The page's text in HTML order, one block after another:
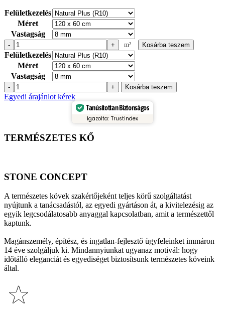
Felületkezelés
Méret
Vastagság
-
Ariostea
Travertino
Romano
MC
mennyiség
+ m² Kosárba teszem
Felületkezelés
Méret
Vastagság
-
Ariostea
Travertino
+ Kosárba teszem
Egyedi árajánlot kérek
Tanúsítottan Biztonságos
Igazolta: Trustindex
TERMÉSZETES KŐ
STONE CONCEPT
A természetes kövek szakértőjeként teljes körű szolgáltatást
nyújtunk a tanácsadástól, az egyedi gyártáson át, a kivitelezésig az
egyik legcsodálatosabb anyaggal kapcsolatban, amit a természettől
kaptunk.
Magánszemély, építész, és ingatlan-fejlesztő ügyfeleinket immáron
14 éve szolgáljuk ki. Mindannyiunkat ugyanaz motivál: hogy
időtálló eleganciát és egyediséget biztosítsunk természetes köveink
által.